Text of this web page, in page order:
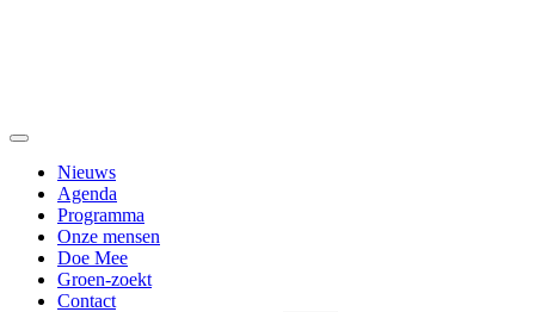
Nieuws
Agenda
Programma
Onze mensen
Doe Mee
Groen-zoekt
Contact